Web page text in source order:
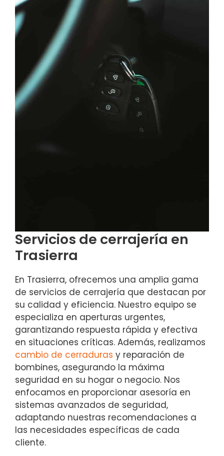
Servicios de cerrajería en
Trasierra
En Trasierra, ofrecemos una amplia gama
de servicios de cerrajería que destacan por
su calidad y eficiencia. Nuestro equipo se
especializa en aperturas urgentes,
garantizando respuesta rápida y efectiva
en situaciones críticas. Además, realizamos
cambio de cerraduras y reparación de
bombines, asegurando la máxima
seguridad en su hogar o negocio. Nos
enfocamos en proporcionar asesoría en
sistemas avanzados de seguridad,
adaptando nuestras recomendaciones a
las necesidades específicas de cada
cliente.